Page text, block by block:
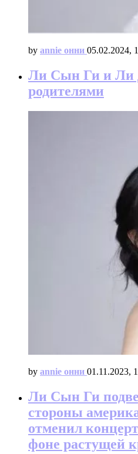
by annie онни 05.02.2024,
Ли Сын Ги и Ли
родителями
by annie онни 01.11.2023,
Ли Сын Ги
стороны
отменил
фоне растущей